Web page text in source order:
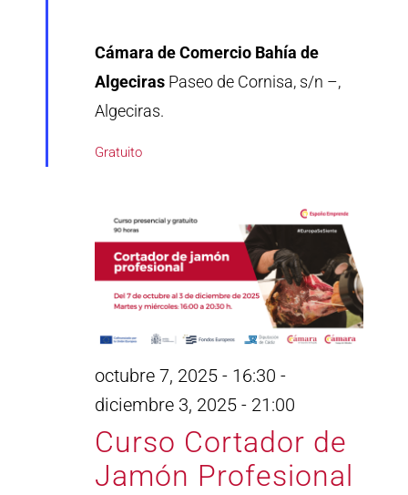
Cámara de Comercio Bahía de
Algeciras Paseo de Cornisa, s/n –,
Algeciras.
Gratuito
Curso Cortador de
Jamón Profesional
octubre 7, 2025 - 16:30 -
diciembre 3, 2025 - 21:00